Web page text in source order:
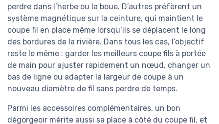
perdre dans l’herbe ou la boue. D’autres préfèrent un
système magnétique sur la ceinture, qui maintient le
coupe fil en place même lorsqu’ils se déplacent le long
des bordures de la rivière. Dans tous les cas, l’objectif
reste le même : garder les meilleurs coupe fils à portée
de main pour ajuster rapidement un nœud, changer un
bas de ligne ou adapter la largeur de coupe à un
nouveau diamètre de fil sans perdre de temps.
Parmi les accessoires complémentaires, un bon
dégorgeoir mérite aussi sa place à côté du coupe fil, et